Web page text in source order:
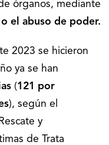
órganos, mediante
el abuso de poder.
2023 se hicieron
ya se han
(121 por
), según el
y
de Trata